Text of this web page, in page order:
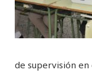
de supervisión en